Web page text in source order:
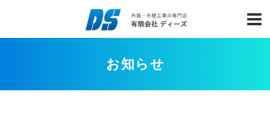
お知らせ